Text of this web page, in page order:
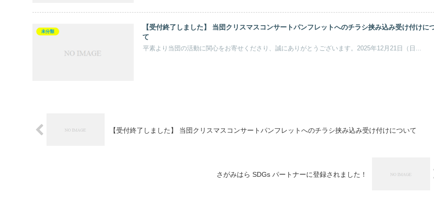
未分類
【受付終了しました】 当団クリスマスコンサートパンフレットへのチラシ挟み込み受け付けに
て
平素より当団の活動に関心をお寄せくださり、誠にありがとうございます。2025年12月21日（日...
【受付終了しました】 当団クリスマスコンサートパンフレットへのチラシ挟み込み受け付けについて
さがみはら SDGs パートナーに登録されました！